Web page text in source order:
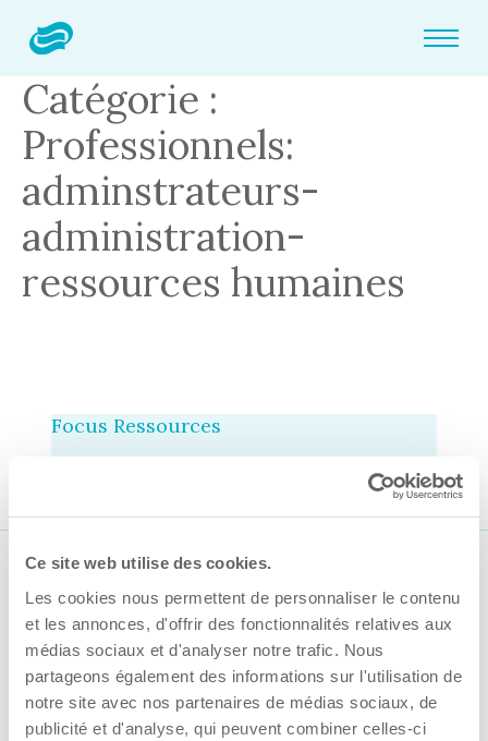
Ce site web utilise des cookies.
Les cookies nous permettent de personnaliser le contenu
et les annonces, d'offrir des fonctionnalités relatives aux
médias sociaux et d'analyser notre trafic. Nous
partageons également des informations sur l'utilisation de
notre site avec nos partenaires de médias sociaux, de
publicité et d'analyse, qui peuvent combiner celles-ci
Catégorie :
Professionnels:
adminstrateurs-
administration-
ressources humaines
Focus Ressources
Suivez-nous